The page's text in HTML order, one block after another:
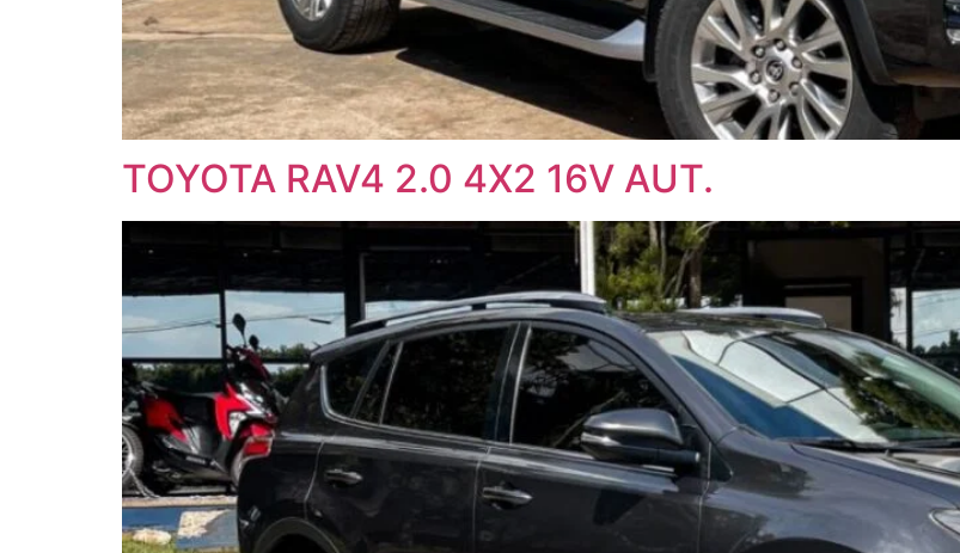
TOYOTA RAV4 2.0 4X2 16V AUT.